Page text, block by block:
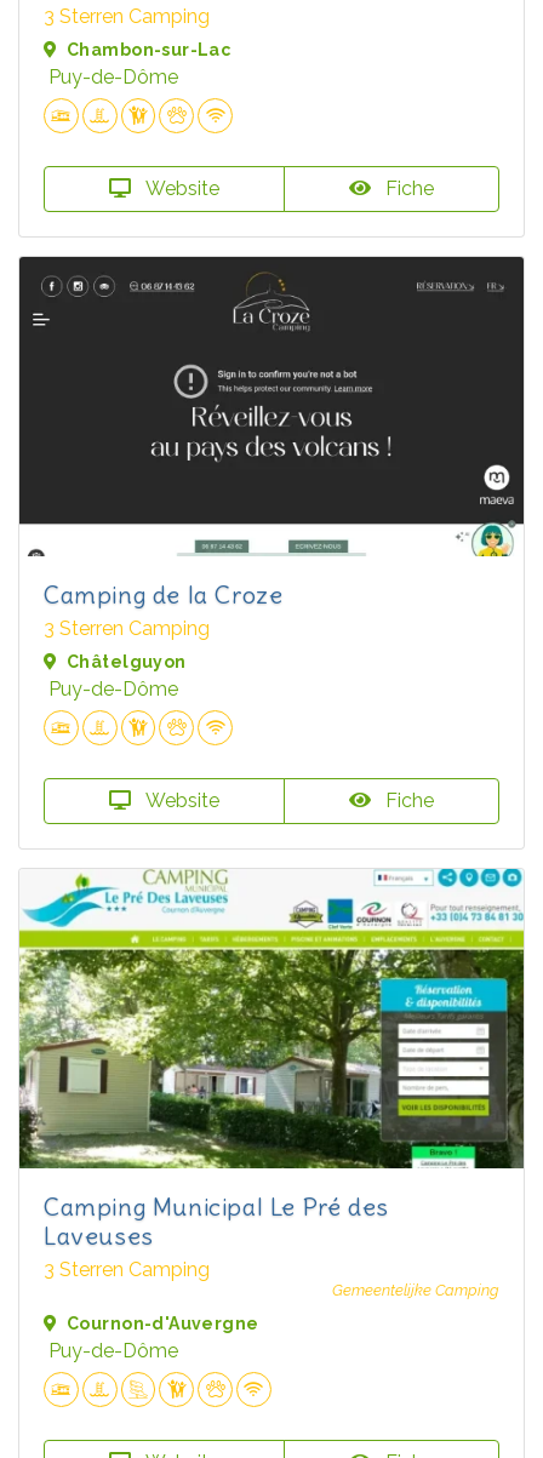
3 Sterren Camping
Chambon-sur-Lac
Puy-de-Dôme
Website Fiche
Camping de la Croze
3 Sterren Camping
Châtelguyon
Puy-de-Dôme
Website Fiche
Camping Municipal Le Pré des
Laveuses
3 Sterren Camping
Gemeentelijke Camping
Cournon-d'Auvergne
Puy-de-Dôme